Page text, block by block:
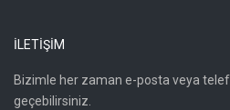
İLETİŞİM
Bizimle her zaman e-posta veya
geçebilirsiniz.